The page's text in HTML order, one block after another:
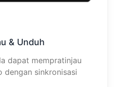
& Unduh
dapat mempratinjau
dengan sinkronisasi